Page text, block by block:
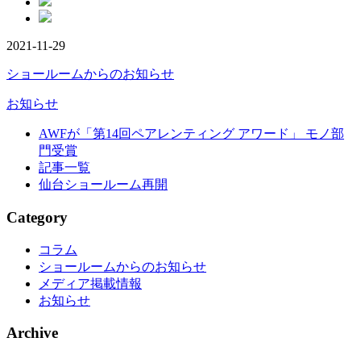
2021-11-29
ショールームからのお知らせ
お知らせ
AWFが「第14回ペアレンティング アワード」 モノ部
門受賞
記事一覧
仙台ショールーム再開
Category
コラム
ショールームからのお知らせ
メディア掲載情報
お知らせ
Archive